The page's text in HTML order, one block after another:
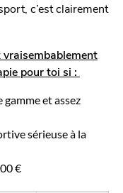
c’est clairement
vraisembablement
pour toi si :
et assez
sérieuse à la
€